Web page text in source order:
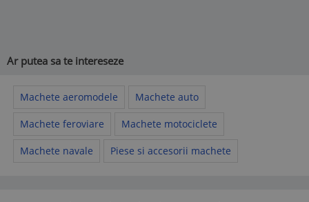
Ar putea sa te intereseze
Machete aeromodele Machete auto
Machete feroviare Machete motociclete
Machete navale Piese si accesorii machete